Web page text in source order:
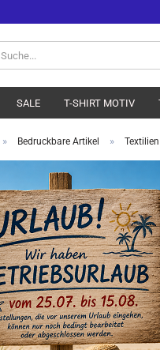
SALE T-SHIRT MOTIV
» Bedruckbare Artikel » Textilien